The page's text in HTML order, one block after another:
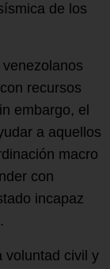
de los
recursos
embargo, el
a aquellos
macro
con
incapaz
voluntad civil y